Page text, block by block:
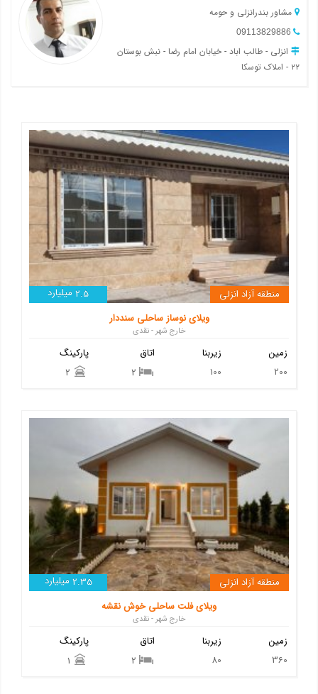
مشاور بندرانزلی و حومه
انزلی - طالب اباد - خیابان امام رضا - نبش بوستان
۲۲ - املاک توسکا
2.5 میلیارد
منطقه آزاد انزلی
ویلای نوساز ساحلی سنددار
خارج شهر - نقدی
پارکینگ
اتاق
2
زیربنا
100
زمین
200
2.35 میلیارد
منطقه آزاد انزلی
ویلای فلت ساحلی خوش نقشه
خارج شهر - نقدی
پارکینگ
اتاق
2
زیربنا
80
زمین
360